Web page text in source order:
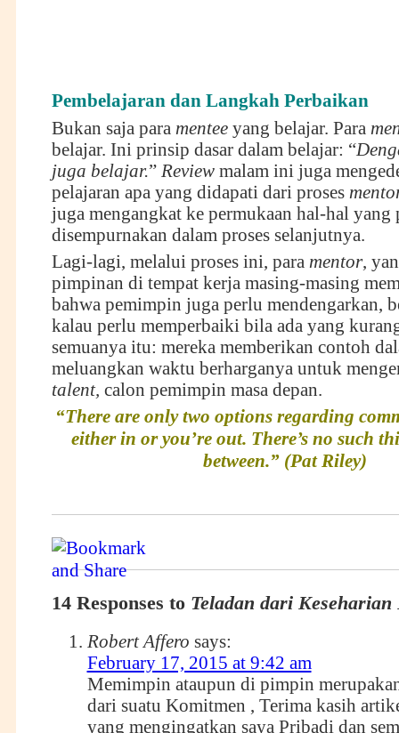
Pembelajaran dan Langkah Perbaikan
Bukan saja para menteeyang belajar. Para
belajar. Ini prinsip dasar dalam belajar: “
juga belajar.” Reviewmalam ini juga
pelajaran apa yang didapati dari proses
juga mengangkat ke permukaan hal-hal yang
disempurnakan dalam proses selanjutnya.
Lagi-lagi, melalui proses ini, para mentor,
pimpinan di tempat kerja masing-masing
bahwa pemimpin juga perlu mendengarkan,
kalau perlu memperbaiki bila ada yang
semuanya itu: mereka memberikan contoh
meluangkan waktu berharganya untuk
talent, calon pemimpin masa depan.
“There are only two options regarding
either in or you’re out. There’s no such
between.” (Pat Riley)
14 Responses to Teladan dari Keseharian
Robert Affero says:
February 17, 2015 at 9:42 am
Memimpin ataupun di pimpin
dari suatu Komitmen , Terima kasih
yang mengingatkan saya Pribadi dan